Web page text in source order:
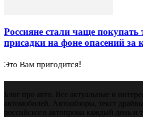
Россияне стали чаще
присадки на фоне опасений за
Это Вам пригодится!
Блог про авто. Все актуальные и
автомобилей. Автообзоры, текст
российского автопрома каждый день и